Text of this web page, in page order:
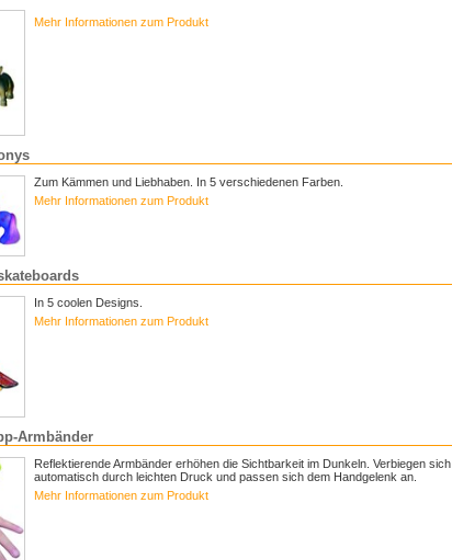
Mehr Informationen zum Produkt
Zum Kämmen und Liebhaben. In 5 verschiedenen Farben.
Mehr Informationen zum Produkt
In 5 coolen Designs.
Mehr Informationen zum Produkt
Armbänder
Reflektierende Armbänder erhöhen die Sichtbarkeit im Dunkeln. Verbiegen sich
automatisch durch leichten Druck und passen sich dem Handgelenk an.
Mehr Informationen zum Produkt